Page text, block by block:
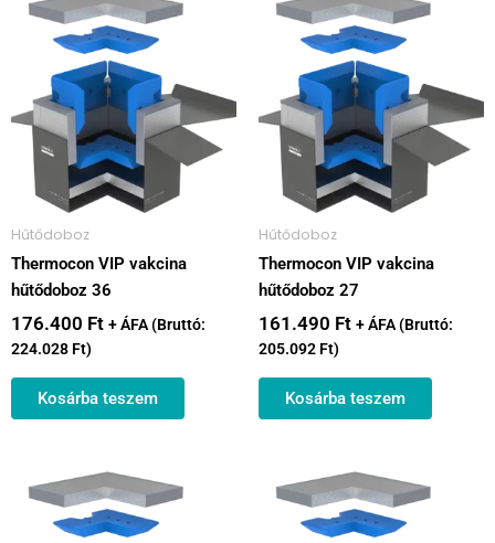
Hűtődoboz
Thermocon VIP vakcina
hűtődoboz 36
176.400 Ft + ÁFA (Bruttó:
224.028 Ft)
Kosárba teszem
Hűtődoboz
Thermocon VIP vakcina
hűtődoboz 27
161.490 Ft + ÁFA (Bruttó:
205.092 Ft)
Kosárba teszem